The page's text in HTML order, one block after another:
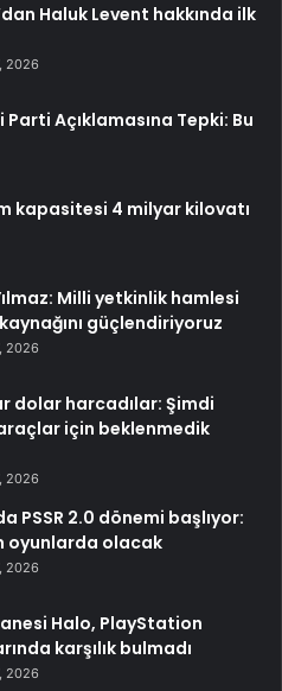
Haluk Levent hakkında ilk
2026
Parti Açıklamasına Tepki: Bu
kapasitesi 4 milyar kilovatı
Milli yetkinlik hamlesi
güçlendiriyoruz
2026
dolar harcadılar: Şimdi
için beklenmedik
2026
PSSR 2.0 dönemi başlıyor:
oyunlarda olacak
2026
Halo, PlayStation
karşılık bulmadı
2026